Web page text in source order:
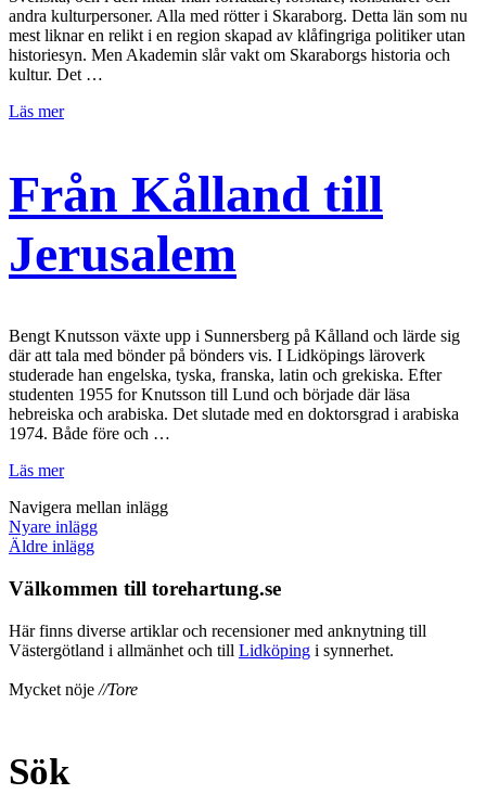
andra kulturpersoner. Alla med rötter i Skaraborg. Detta län som nu
mest liknar en relikt i en region skapad av klåfingriga politiker utan
historiesyn. Men Akademin slår vakt om Skaraborgs historia och
kultur. Det …
Läs mer
Från Kålland till
Jerusalem
Bengt Knutsson växte upp i Sunnersberg på Kålland och lärde sig
där att tala med bönder på bönders vis. I Lidköpings läroverk
studerade han engelska, tyska, franska, latin och grekiska. Efter
studenten 1955 for Knutsson till Lund och började där läsa
hebreiska och arabiska. Det slutade med en doktorsgrad i arabiska
1974. Både före och …
Läs mer
Navigera mellan inlägg
Nyare inlägg
Äldre inlägg
Välkommen till torehartung.se
Här finns diverse artiklar och recensioner med anknytning till
Västergötland i allmänhet och till Lidköping i synnerhet.
Mycket nöje //Tore
Sök